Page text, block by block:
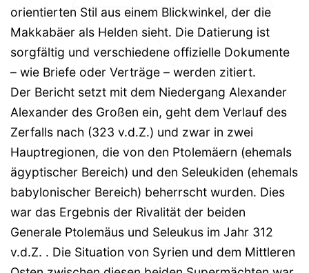
orientierten Stil aus einem Blickwinkel, der die
Makkabäer als Helden sieht. Die Datierung ist
sorgfältig und verschiedene offizielle Dokumente
– wie Briefe oder Verträge – werden zitiert.
Der Bericht setzt mit dem Niedergang Alexander
Alexander des Großen ein, geht dem Verlauf des
Zerfalls nach (323 v.d.Z.) und zwar in zwei
Hauptregionen, die von den Ptolemäern (ehemals
ägyptischer Bereich) und den Seleukiden (ehemals
babylonischer Bereich) beherrscht wurden. Dies
war das Ergebnis der Rivalität der beiden
Generale Ptolemäus und Seleukus im Jahr 312
v.d.Z. . Die Situation von Syrien und dem Mittleren